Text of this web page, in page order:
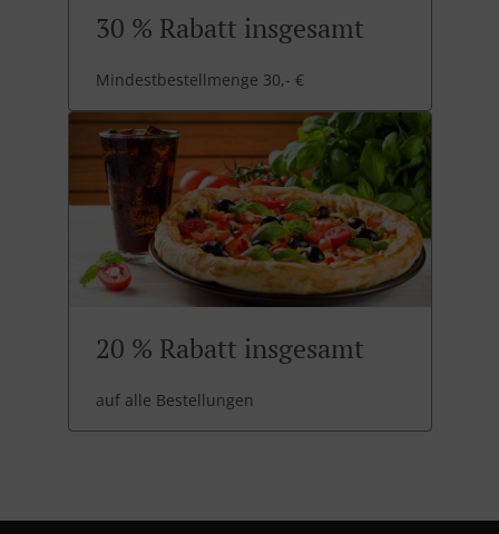
30 % Rabatt insgesamt
Mindestbestellmenge 30,- €
20 % Rabatt insgesamt
auf alle Bestellungen